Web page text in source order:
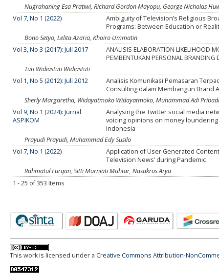
Nugrahaning Esa Pratiwi, Richard Gordon Mayopu, George Nicholas
Vol 7, No 1 (2022)
Ambiguity of Television’s Religious
Programs: Between Education or
Bono Setyo, Lelita Azaria, Khoiro Ummatin
Vol 3, No 3 (2017): Juli 2017
ANALISIS ELABORATION LIKELIHOOD
PEMBENTUKAN PERSONAL BRANDING
Tuti Widiastuti Widiastuti
Vol 1, No 5 (2012): Juli 2012
Analisis Komunikasi Pemasaran
Consulting dalam Membangun Brand
Sherly Margaretha, Widayatmoko Widayatmoko, Muhammad Adi Pribadi
Vol 9, No 1 (2024): Jurnal
ASPIKOM
Analysing the Twitter social media
voicing opinions on money
Indonesia
Prayudi Prayudi, Muhammad Edy Susilo
Vol 7, No 1 (2022)
Application of User Generated
Television News’ during Pandemic
Rahmatul Furqan, Sitti Murniati Muhtar, Nasakros Arya
1 - 25 of 353 Items
This work is licensed under a Creative Commons Attribution-